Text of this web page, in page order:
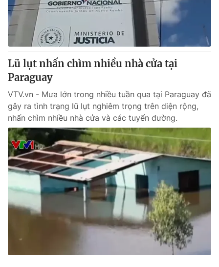
Thị trường 24h Tấm lòng Việt
VTV4 Vươn mình bằng AI
VTV9
Liên hệ tòa soạn English
THỜI BÁO VTV
Theo dõi báo trên
Đài Truyền hình Việt Nam
Cơ quan báo chí:
Giấy phép hoạt động báo in và báo điện tử số 483/GP-BTTTT
Lũ lụt nhấn chìm nhiều nhà cửa tại
Paraguay
VTV.vn - Mưa lớn trong nhiều tuần qua tại Paraguay đã
gây ra tình trạng lũ lụt nghiêm trọng trên diện rộng,
nhấn chìm nhiều nhà cửa và các tuyến đường.